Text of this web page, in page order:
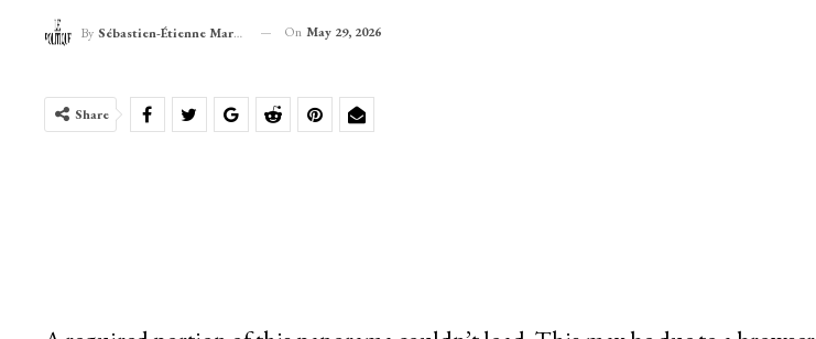
By Sébastien-Étienne Marechal On May 29, 2026
Share